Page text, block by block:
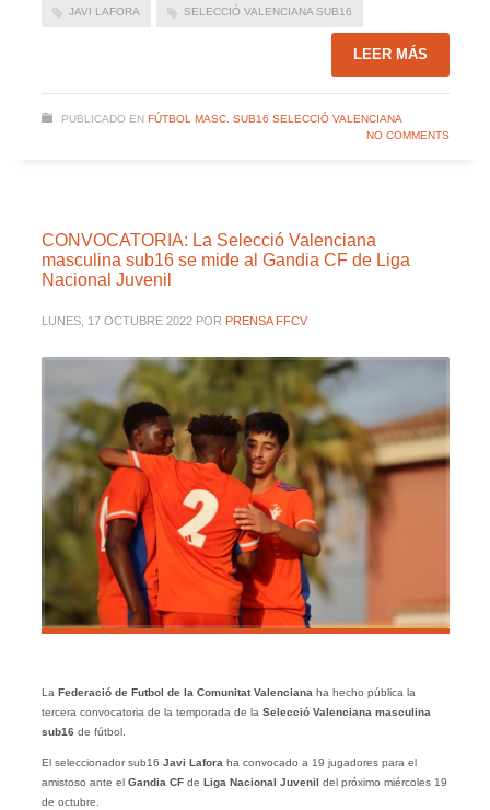
JAVI LAFORA SELECCIÓ VALENCIANA SUB16
LEER MÁS
PUBLICADO EN FÚTBOL MASC. SUB16 SELECCIÓ VALENCIANA
NO COMMENTS
CONVOCATORIA: La Selecció Valenciana
masculina sub16 se mide al Gandia CF de Liga
Nacional Juvenil
LUNES, 17 OCTUBRE 2022 POR PRENSA FFCV
La Federació de Futbol de la Comunitat Valenciana ha hecho pública la
tercera convocatoria de la temporada de la Selecció Valenciana masculina
sub16 de fútbol.
El seleccionador sub16 Javi Laforaha convocado a 19 jugadores para el
amistoso ante el Gandia CF de Liga Nacional Juvenil del próximo miércoles 19
de octubre.